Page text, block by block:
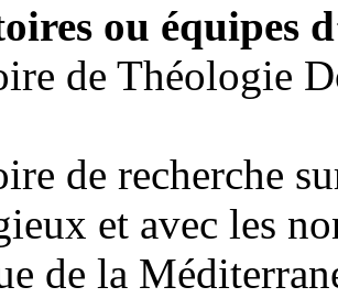
ou équipes
de Théologie
de recherche
et avec les
de la